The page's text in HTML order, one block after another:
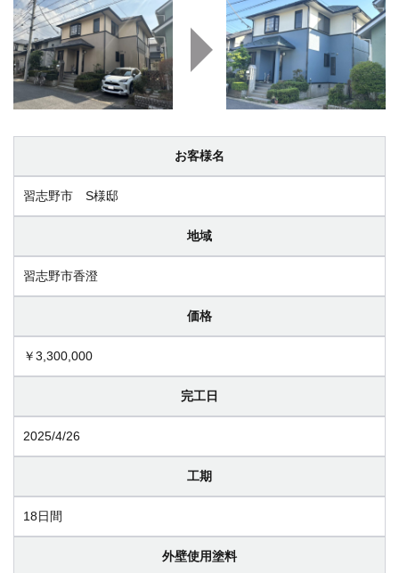
お客様名
習志野市 S様邸
地域
習志野市香澄
価格
￥3,300,000
完工日
2025/4/26
工期
18日間
外壁使用塗料